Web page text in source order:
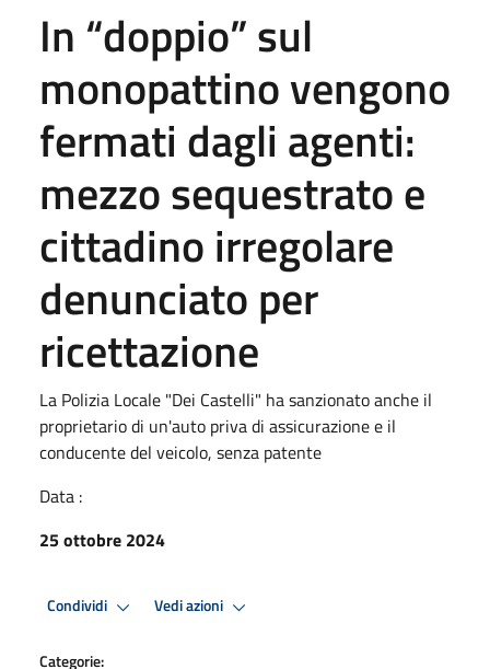
In “doppio” sul
monopattino vengono
fermati dagli agenti:
mezzo sequestrato e
cittadino irregolare
denunciato per
ricettazione
La Polizia Locale "Dei Castelli" ha sanzionato anche il
proprietario di un'auto priva di assicurazione e il
conducente del veicolo, senza patente
Data :
25 ottobre 2024
Condividi Vedi azioni
Categorie: